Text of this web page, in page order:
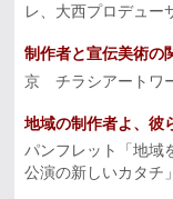
レ、大西プロデュー
制作者と宣伝美術の
京 チラシアートワ
地域の制作者よ、彼
パンフレット「地域
公演の新しいカタチ」